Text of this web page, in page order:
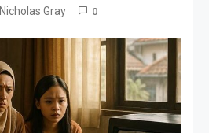
Nicholas Gray 0